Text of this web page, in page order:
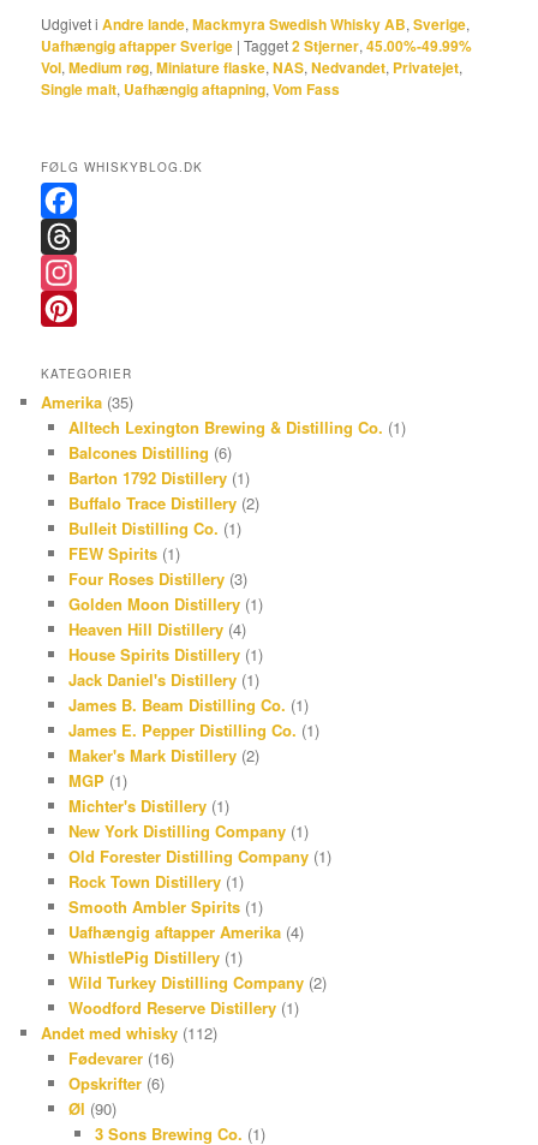
Udgivet i Andre lande,Mackmyra Swedish Whisky AB,Sverige,
Uafhængig aftapper Sverige |Tagget2 Stjerner,45.00%-49.99%
Vol,Medium røg,Miniature flaske,NAS,Nedvandet, Privatejet,
Single malt, Uafhængig aftapning,Vom Fass
FØLG WHISKYBLOG.DK
F
a
c
b
o
T
h
e
d
I
s
a
a
m
i
e
s
KATEGORIER
Amerika (35)
Alltech Lexington Brewing & Distilling Co. (1)
Balcones Distilling (6)
Barton 1792 Distillery(1)
Buffalo Trace Distillery(2)
Bulleit Distilling Co. (1)
FEW Spirits(1)
Four Roses Distillery(3)
Golden Moon Distillery(1)
Heaven Hill Distillery(4)
House Spirits Distillery(1)
Jack Daniel's Distillery(1)
James B. Beam Distilling Co. (1)
James E. Pepper Distilling Co. (1)
Maker's Mark Distillery(2)
MGP(1)
Michter's Distillery(1)
New York Distilling Company(1)
Old Forester Distilling Company(1)
Rock Town Distillery(1)
Smooth Ambler Spirits(1)
Uafhængig aftapper Amerika(4)
WhistlePig Distillery(1)
Wild Turkey Distilling Company(2)
Woodford Reserve Distillery(1)
Andet med whisky (112)
Fødevarer(16)
Opskrifter(6)
Øl (90)
3 Sons Brewing Co. (1)